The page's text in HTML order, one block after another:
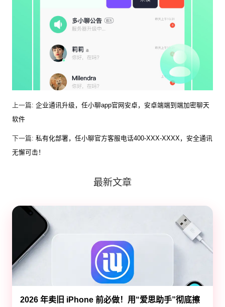
上一篇: 企业通讯升级，任小聊app官网安卓，安卓端端到端加密聊天
软件
下一篇: 私有化部署，任小聊官方客服电话400-XXX-XXXX，安全通讯
无懈可击！
最新文章
2026 年卖旧 iPhone 前必做！用“爱思助手”彻底擦